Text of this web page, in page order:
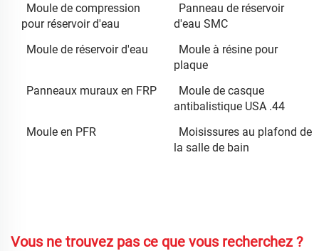
Moule de compression
pour réservoir d'eau
Panneau de réservoir
d'eau SMC
Moule de réservoir d'eau
Moule à résine pour
plaque
Panneaux muraux en FRP
Moule de casque
antibalistique USA .44
Moule en PFR
Moisissures au plafond de
la salle de bain
Vous ne trouvez pas ce que vous recherchez ?